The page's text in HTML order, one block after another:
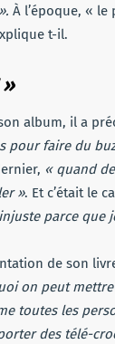
À l’époque, « le
t-il.
album, il a
pour faire du
« quand
». Et c’était le
injuste parce que
de son
on peut
toutes les
des télé-